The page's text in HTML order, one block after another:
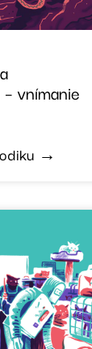
vnímanie
→